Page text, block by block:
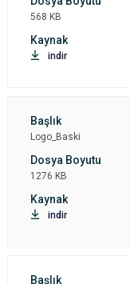
568 KB
indir
Logo_Baski
1276 KB
indir